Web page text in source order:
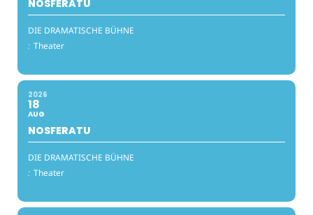
NOSFERATU
DIE DRAMATISCHE BÜHNE
: Theater
2026
18
AUG
NOSFERATU
DIE DRAMATISCHE BÜHNE
: Theater